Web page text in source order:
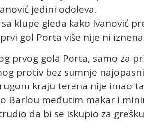
jedini odoleva.
klupe gleda kako Ivanović
gol Porta više nije ni
prvog gola Porta, samo za
protiv bez sumnje
kraju terena nije imao
Barlou međutim makar i
da bi se iskupio za